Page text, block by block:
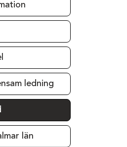
ledning
län